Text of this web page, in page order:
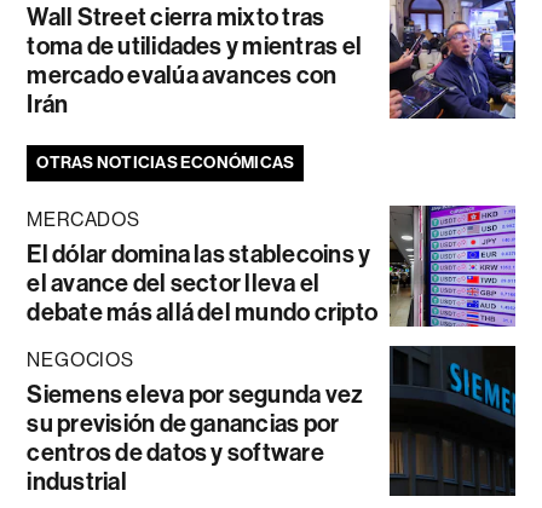
Wall Street cierra mixto tras
toma de utilidades y mientras el
mercado evalúa avances con
Irán
OTRAS NOTICIAS ECONÓMICAS
MERCADOS
El dólar domina las stablecoins y
el avance del sector lleva el
debate más allá del mundo cripto
NEGOCIOS
Siemens eleva por segunda vez
su previsión de ganancias por
centros de datos y software
industrial